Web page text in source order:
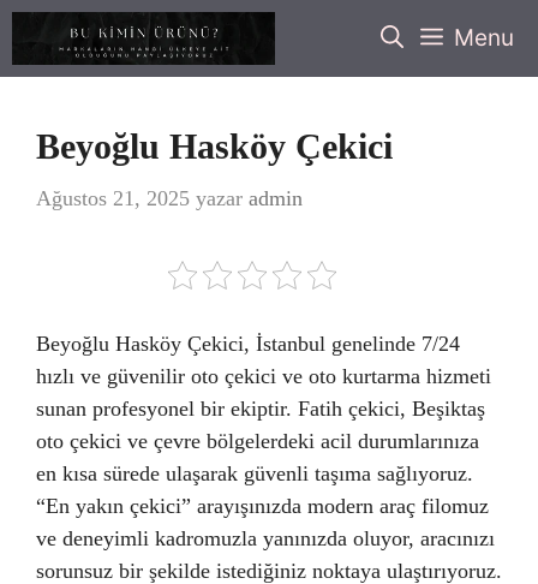
İçeriğe
Menu
Beyoğlu Hasköy Çekici
Ağustos 21, 2025 yazar admin
Beyoğlu Hasköy Çekici, İstanbul genelinde 7/24
hızlı ve güvenilir oto çekici ve oto kurtarma hizmeti
sunan profesyonel bir ekiptir. Fatih çekici, Beşiktaş
oto çekici ve çevre bölgelerdeki acil durumlarınıza
en kısa sürede ulaşarak güvenli taşıma sağlıyoruz.
“En yakın çekici” arayışınızda modern araç filomuz
ve deneyimli kadromuzla yanınızda oluyor, aracınızı
sorunsuz bir şekilde istediğiniz noktaya ulaştırıyoruz.